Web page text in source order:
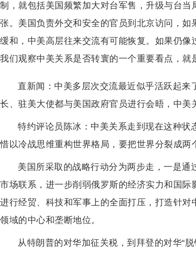
制，就包括美国频繁加大对台军售，升级与台
张。美国负责外交和安全的官员到北京访问，
缓和，中美高层往来交流有可能恢复。如果仍
我们观察中美关系是否转寰的一个重要看点，就
直新闻：中美多层次交流最近似乎活跃起
长、驻美大使都与美国政府官员进行会晤，中美
特约评论员陈冰：中美关系走到现在这种
惜以冷战思维重构世界格局，要把世界分裂成两
美国所采取的战略行动分为两步走，一是
市场联系，进一步削弱俄罗斯的经济实力和国
进行经贸、科技和军事上的全面打压，打造针对
领域的中心和垄断地位。
从特朗普的对华加征关税，到拜登的对华“